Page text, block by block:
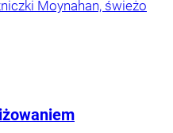
Moynahan, świeżo